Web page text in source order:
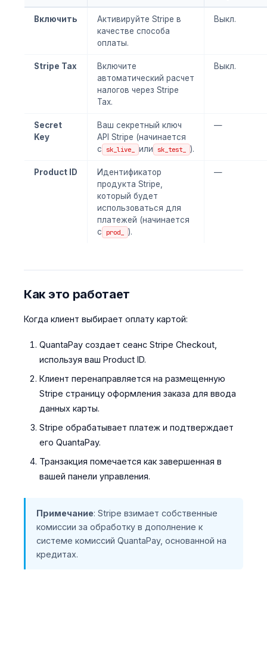
Включить
Активируйте Stripe в
качестве способа
оплаты.
Выкл.
Stripe Tax
Включите
автоматический расчет
налогов через Stripe
Tax.
Выкл.
Secret
Key
Ваш секретный ключ
API Stripe (начинается
с sk_live_ или sk_test_ ).
—
Product ID
Идентификатор
продукта Stripe,
который будет
использоваться для
платежей (начинается
с prod_ ).
—
Как это работает
Когда клиент выбирает оплату картой:
QuantaPay создает сеанс Stripe Checkout,
используя ваш Product ID.
Клиент перенаправляется на размещенную
Stripe страницу оформления заказа для ввода
данных карты.
Stripe обрабатывает платеж и подтверждает
его QuantaPay.
Транзакция помечается как завершенная в
вашей панели управления.
Примечание: Stripe взимает собственные
комиссии за обработку в дополнение к
системе комиссий QuantaPay, основанной на
кредитах.